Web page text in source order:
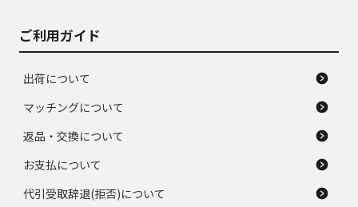
ご利用ガイド
出荷について
マッチングについて
返品・交換について
お支払について
代引受取辞退(拒否)について